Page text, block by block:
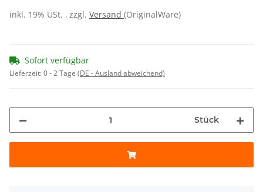
inkl. 19% USt. , zzgl. Versand (OriginalWare)
Sofort verfügbar
Lieferzeit:0 - 2 Tage (DE - Ausland abweichend)
Stück